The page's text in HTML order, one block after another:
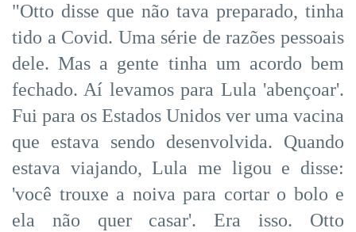
"Otto disse que não tava preparado, tinha
tido a Covid. Uma série de razões pessoais
dele. Mas a gente tinha um acordo bem
fechado. Aí levamos para Lula 'abençoar'.
Fui para os Estados Unidos ver uma vacina
que estava sendo desenvolvida. Quando
estava viajando, Lula me ligou e disse:
'você trouxe a noiva para cortar o bolo e
ela não quer casar'. Era isso. Otto